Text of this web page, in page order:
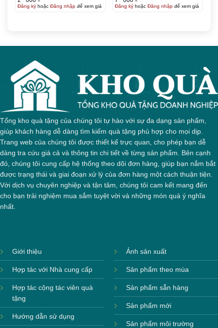
Đăng kýhoặc Đăng nhậpđể xem giá Đăng kýhoặc Đăng nhậpđể xem giá
Tổng kho quà tặng của chúng tôi tự hào với sự đa dạng sản phẩm,
giúp khách hàng dễ dàng tìm kiếm quà tặng phù hợp cho mọi dịp.
Trang web của chúng tôi được thiết kế trực quan, cho phép bạn dễ
dàng tra cứu giá cả và thông tin chi tiết về từng sản phẩm. Bên cạnh
đó, chúng tôi cung cấp hệ thống theo dõi đơn hàng, giúp bạn nắm bắt
được trạng thái và giai đoạn xử lý của đơn hàng một cách thuận tiện.
Với dịch vụ chuyên nghiệp và tận tâm, chúng tôi cam kết mang đến
cho bạn trải nghiệm mua sắm tuyệt vời và những món quà ý nghĩa
nhất.
Giới thiệu
Hợp tác với Nhà cung cấp
Hợp tác cộng tác viên quà
tặng
Hướng dẫn sử dụng
Ảnh sản xuất
Sản phẩm theo mùa
Sản phẩm sẵn hàng
Sản phẩm mới
Sản phẩm môi trường